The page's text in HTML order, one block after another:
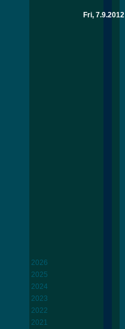
Fri, 7.9.2012
2026
2025
2024
2023
2022
2021